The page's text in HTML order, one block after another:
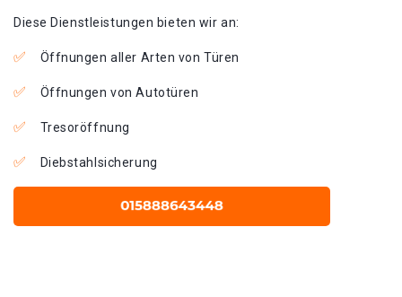
Diese Dienstleistungen bieten wir an:
Öffnungen aller Arten von Türen
Öffnungen von Autotüren
Tresoröffnung
Diebstahlsicherung